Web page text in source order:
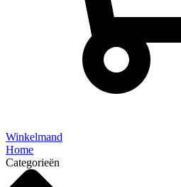
Winkelmand
Home
Categorieën